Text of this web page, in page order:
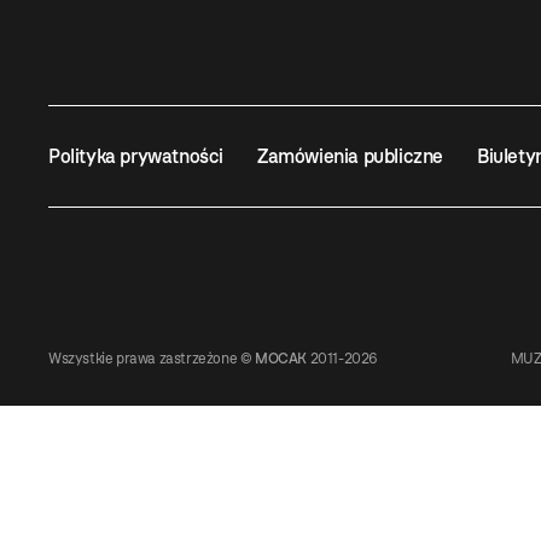
Polityka prywatności Zamówienia publiczne
Wszystkie prawa zastrzeżone © MOCAK 2011-2026